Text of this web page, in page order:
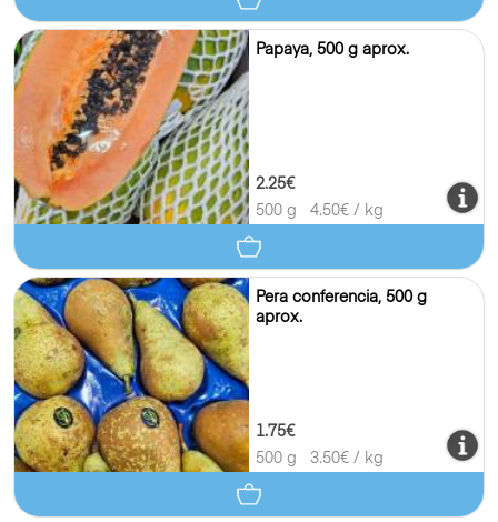
Papaya, 500 g aprox.
2.25€
500 g
4.50€ / kg
Pera conferencia, 500 g
aprox.
1.75€
500 g
3.50€ / kg